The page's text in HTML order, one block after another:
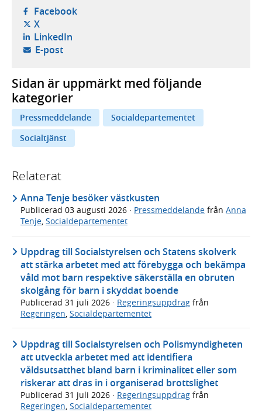
Facebook- öppnas i ny flik, extern webbplats,
X- öppnas i ny flik, extern webbplats,
LinkedIn- öppnas i ny flik, extern webbplats,
E-post- öppnar din e-postklient,
Sidan är uppmärkt med följande
kategorier
Pressmeddelande
Socialdepartementet
Socialtjänst
Relaterat
Anna Tenje besöker västkusten
Publicerad 03 augusti 2026 · Pressmeddelande från Anna
Tenje, Socialdepartementet
Uppdrag till Socialstyrelsen och Statens skolverk
att stärka arbetet med att förebygga och bekämpa
våld mot barn respektive säkerställa en obruten
skolgång för barn i skyddat boende
Publicerad 31 juli 2026 · Regeringsuppdrag från
Regeringen, Socialdepartementet
Uppdrag till Socialstyrelsen och Polismyndigheten
att utveckla arbetet med att identifiera
våldsutsatthet bland barn i kriminalitet eller som
riskerar att dras in i organiserad brottslighet
Publicerad 31 juli 2026 · Regeringsuppdrag från
Regeringen Socialdepartementet